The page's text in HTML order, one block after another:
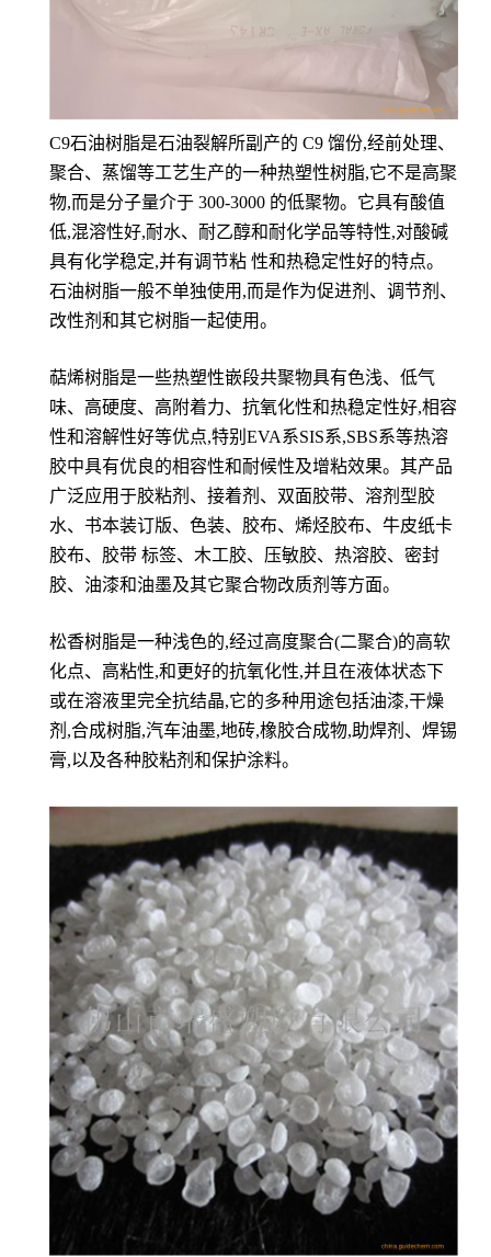
C9石油树脂是石油裂解所副产的 C9 馏份,经前处理、
聚合、蒸馏等工艺生产的一种热塑性树脂,它不是高聚
物,而是分子量介于 300-3000 的低聚物。它具有酸值
低,混溶性好,耐水、耐乙醇和耐化学品等特性,对酸碱
具有化学稳定,并有调节粘 性和热稳定性好的特点。
石油树脂一般不单独使用,而是作为促进剂、调节剂、
改性剂和其它树脂一起使用。
萜烯树脂是一些热塑性嵌段共聚物具有色浅、低气
味、高硬度、高附着力、抗氧化性和热稳定性好,相容
性和溶解性好等优点,特别EVA系SIS系,SBS系等热溶
胶中具有优良的相容性和耐候性及增粘效果。其产品
广泛应用于胶粘剂、接着剂、双面胶带、溶剂型胶
水、书本装订版、色装、胶布、烯烃胶布、牛皮纸卡
胶布、胶带 标签、木工胶、压敏胶、热溶胶、密封
胶、油漆和油墨及其它聚合物改质剂等方面。
松香树脂是一种浅色的,经过高度聚合(二聚合)的高软
化点、高粘性,和更好的抗氧化性,并且在液体状态下
或在溶液里完全抗结晶,它的多种用途包括油漆,干燥
剂,合成树脂,汽车油墨,地砖,橡胶合成物,助焊剂、焊锡
膏,以及各种胶粘剂和保护涂料。